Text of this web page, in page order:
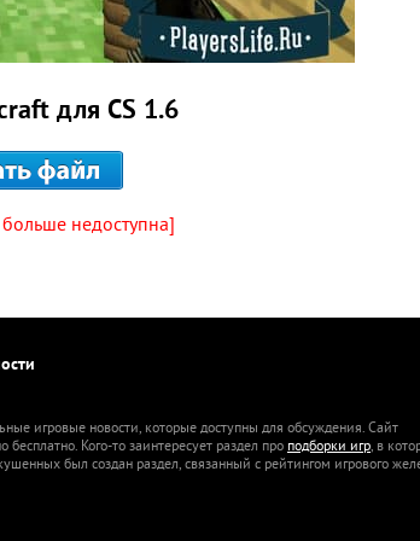
для CS 1.6
недоступна]
игровые новости, которые доступны для обсуждения. Сайт
Кого-то заинтересует раздел проподборки игр, в
был создан раздел, связанный с рейтингом игрового